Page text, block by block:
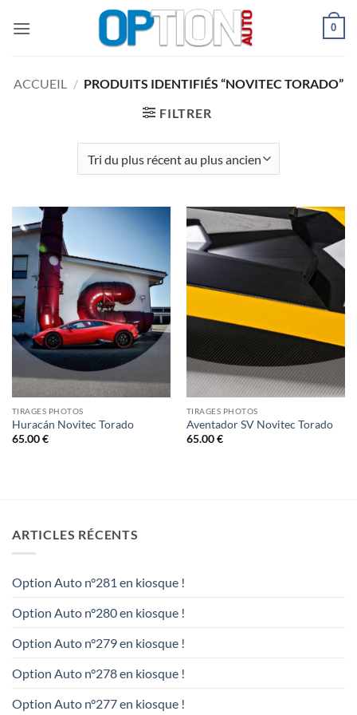
0
ACCUEIL / PRODUITS IDENTIFIÉS “NOVITEC TORADO”
FILTRER
TIRAGES PHOTOS
Huracán Novitec Torado
65.00€
TIRAGES PHOTOS
Aventador SV Novitec Torado
65.00€
ARTICLES RÉCENTS
Option Auto n°281 en kiosque !
Option Auto n°280 en kiosque !
Option Auto n°279 en kiosque !
Option Auto n°278 en kiosque !
Option Auto n°277 en kiosque !